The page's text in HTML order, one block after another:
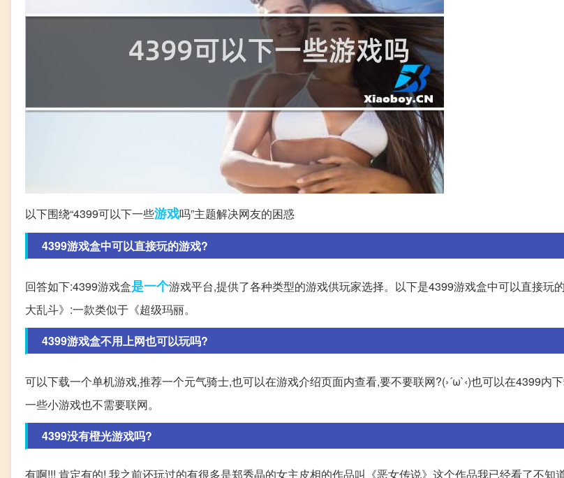
以下围绕“4399可以下一些游戏吗”主题解决网友的困惑
4399游戏盒中可以直接玩的游戏?
回答如下:4399游戏盒是一个游戏平台,提供了各种类型的游戏供玩家选择。以下是4399游戏盒中可以直接玩
大乱斗》:一款类似于《超级玛丽。
4399游戏盒不用上网也可以玩吗?
可以下载一个单机游戏,推荐一个元气骑士,也可以在游戏介绍页面内查看,要不要联网?(›´ω`‹)也可以在4399内
一些小游戏也不需要联网。
4399没有橙光游戏吗?
有啊!!! 肯定有的! 我之前还玩过的有很多是郑秀晶的女主皮相的作品叫《恶女传说》这个作品我已经看了不知